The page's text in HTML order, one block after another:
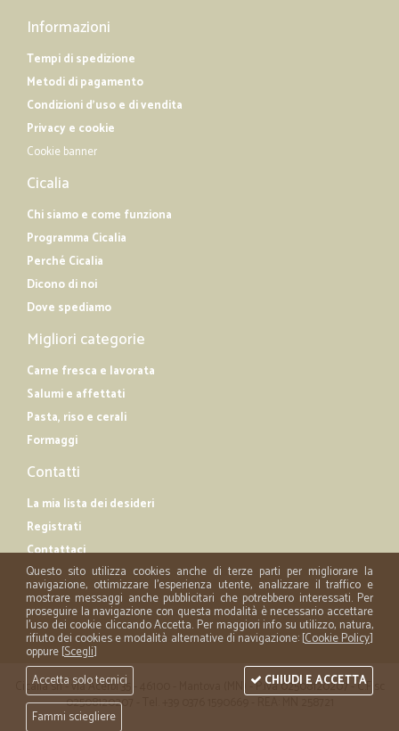
Informazioni
Tempi di spedizione
Metodi di pagamento
Condizioni d'uso e di vendita
Privacy e cookie
Cookie banner
Cicalia
Chi siamo e come funziona
Programma Cicalia
Perché Cicalia
Dicono di noi
Dove spediamo
Migliori categorie
Carne fresca e lavorata
Salumi e affettati
Pasta, riso e cerali
Formaggi
Contatti
La mia lista dei desideri
Registrati
Contattaci
Cicalia srl - via Acerbi 35 - 46100 - Mantova (MN) - P.iva 02508120207 - C.Fisc
02508120207 - Tel. +39 0376 1590669 - REA: MN 258721
Questo sito utilizza cookies anche di terze parti per migliorare la
navigazione, ottimizzare l'esperienza utente, analizzare il traffico e
mostrare messaggi anche pubblicitari che potrebbero interessati. Per
proseguire la navigazione con questa modalità è necessario accettare
l'uso dei cookie cliccando Accetta. Per maggiori info su utilizzo, natura,
rifiuto dei cookies e modalità alternative di navigazione: [Cookie Policy]
oppure [Scegli]
Accetta solo tecnici
Fammi sciegliere
CHIUDI E ACCETTA